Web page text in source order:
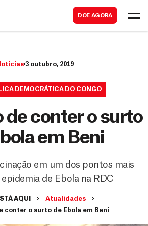
DOE AGORA
3 outubro, 2019
DEMOCRÁTICA DO CONGO
de conter o surto
em Beni
em um dos pontos mais
de Ebola na RDC
AQUI
Atualidades
conter o surto de Ebola em Beni
a
r